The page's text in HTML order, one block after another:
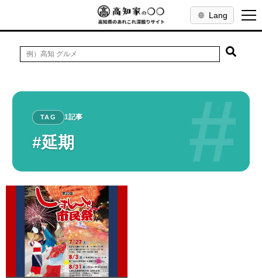
Lang
#
TAG 1記事
#延期